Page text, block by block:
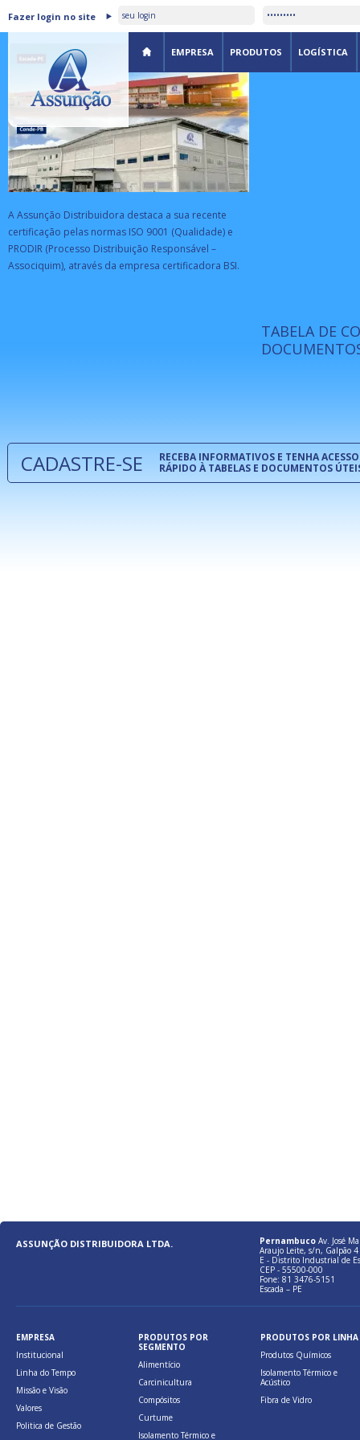
Fazer login no site
EMPRESA PRODUTOS LOGÍSTICA
ASSUNÇÃO DISTRIBUIDORA É
CERTIFICADA PELA BSI
A Assunção Distribuidora destaca a sua recente
certificação pelas normas ISO 9001 (Qualidade) e
PRODIR (Processo Distribuição Responsável –
Associquim), através da empresa certificadora BSI.
ISO 9001:
A
TABELA DE
CADASTRE-SE
RECEBA INFORMATIVOS E TENHA ACESSO
RÁPIDO À TABELAS E DOCUMENTOS
ASSUNÇÃO DISTRIBUIDORA LTDA. Pernambuco Av. José
Araujo Leite, s/n, Galpão 4
E - Distrito Industrial de
CEP - 55500-000
Fone: 81 3476-5151
Escada – PE
EMPRESA
Institucional
Linha do Tempo
Missão e Visão
Valores
Politica de Gestão
PRODUTOS POR
SEGMENTO
Alimentício
Carcinicultura
Compósitos
Curtume
Isolamento Térmico e
PRODUTOS POR LINHA
Produtos Químicos
Isolamento Térmico e
Acústico
Fibra de Vidro